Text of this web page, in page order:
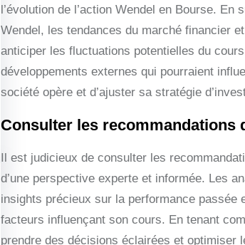
l’évolution de l’action Wendel en Bourse.
Wendel, les tendances du marché financier
anticiper les fluctuations potentielles du
développements externes qui pourraient
société opère et d’ajuster sa stratégie
Consulter les recommandations
Il est judicieux de consulter les
d’une perspective experte et informée. Les
insights précieux sur la performance passée
facteurs influençant son cours. En tenant
prendre des décisions éclairées et optimiser